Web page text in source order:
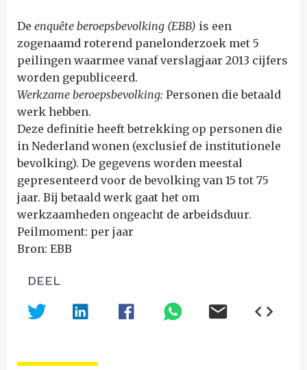
De enquête beroepsbevolking (EBB) is een
zogenaamd roterend panelonderzoek met 5
peilingen waarmee vanaf verslagjaar 2013 cijfers
worden gepubliceerd.
Werkzame beroepsbevolking: Personen die betaald
werk hebben.
Deze definitie heeft betrekking op personen die
in Nederland wonen (exclusief de institutionele
bevolking). De gegevens worden meestal
gepresenteerd voor de bevolking van 15 tot 75
jaar. Bij betaald werk gaat het om
werkzaamheden ongeacht de arbeidsduur.
Peilmoment: per jaar
Bron: EBB
DEEL